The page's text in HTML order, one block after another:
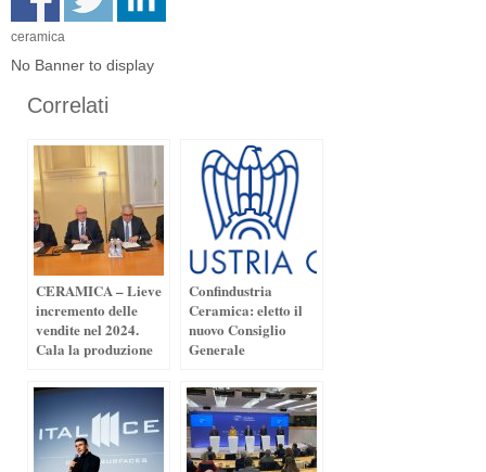
ceramica
No Banner to display
Correlati
CERAMICA – Lieve
incremento delle
vendite nel 2024.
Cala la produzione
Confindustria
Ceramica: eletto il
nuovo Consiglio
Generale